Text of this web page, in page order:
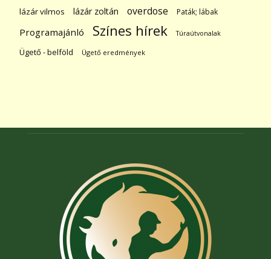
lázár vilmos lázár zoltán overdose Paták; lábak
Programajánló Színes hírek Túraútvonalak
Ügető - belföld Ügető eredmények